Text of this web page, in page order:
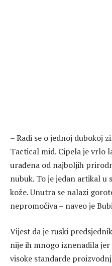
– Radi se o jednoj dubokoj
Tactical mid. Cipela je vrlo
urađena od najboljih
nubuk. To je jedan artikal
kože. Unutra se nalazi
nepromočiva – naveo je
Vijest da je ruski
nije ih mnogo iznenadila
visoke standarde